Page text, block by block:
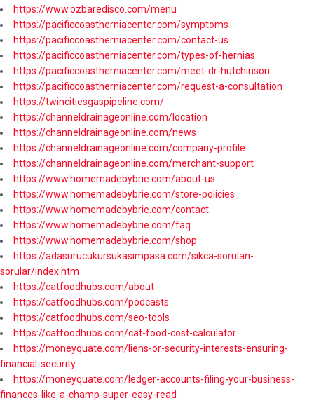
https://www.ozbaredisco.com/menu
https://pacificcoastherniacenter.com/symptoms
https://pacificcoastherniacenter.com/contact-us
https://pacificcoastherniacenter.com/types-of-hernias
https://pacificcoastherniacenter.com/meet-dr-hutchinson
https://pacificcoastherniacenter.com/request-a-consultation
https://twincitiesgaspipeline.com/
https://channeldrainageonline.com/location
https://channeldrainageonline.com/news
https://channeldrainageonline.com/company-profile
https://channeldrainageonline.com/merchant-support
https://www.homemadebybrie.com/about-us
https://www.homemadebybrie.com/store-policies
https://www.homemadebybrie.com/contact
https://www.homemadebybrie.com/faq
https://www.homemadebybrie.com/shop
https://adasurucukursukasimpasa.com/sikca-sorulan-
sorular/index.htm
https://catfoodhubs.com/about
https://catfoodhubs.com/podcasts
https://catfoodhubs.com/seo-tools
https://catfoodhubs.com/cat-food-cost-calculator
https://moneyquate.com/liens-or-security-interests-ensuring-
financial-security
https://moneyquate.com/ledger-accounts-filing-your-business-
finances-like-a-champ-super-easy-read